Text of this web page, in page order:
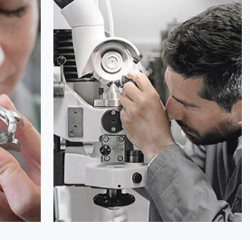
贝亚特·布兰奇
资深积家技师
是积家售后服务中心
(积家保养中心)
的高级技师之一
Nanjing Jaeger Maintain center
 上海积家保养